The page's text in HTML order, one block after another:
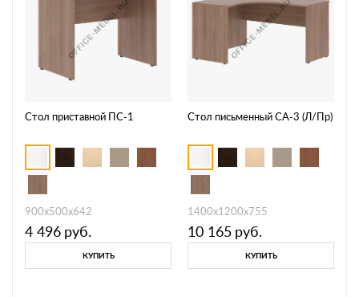
Стол приставной ПС-1
900х500х642
4 496 руб.
КУПИТЬ
Стол письменный СА-3 (Л/Пр)
1400х1200х755
10 165 руб.
КУПИТЬ